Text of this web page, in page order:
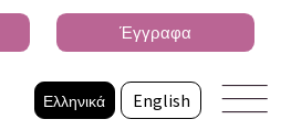
Ελληνικά English
Έγγραφα